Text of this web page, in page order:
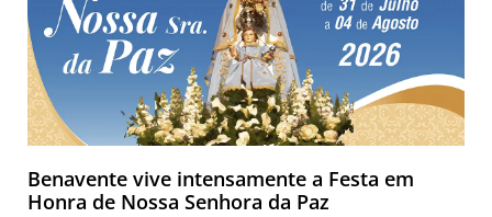
Benavente vive intensamente a Festa em
Honra de Nossa Senhora da Paz